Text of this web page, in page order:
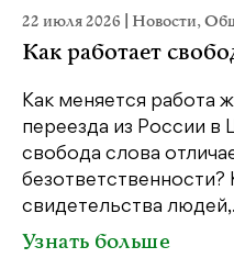
22 июля 2026 Новости,
Как работает
Как меняется работа
переезда из России
свобода слова
безответственности?
свидетельства
Узнать больше